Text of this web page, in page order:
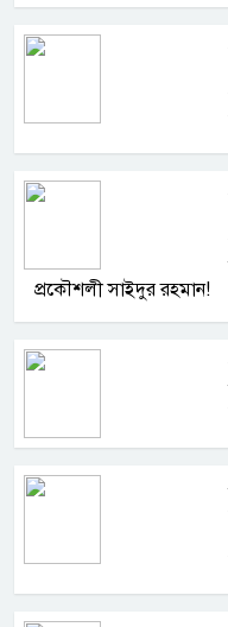
প্রকৌশলী সাইদুর রহমান!